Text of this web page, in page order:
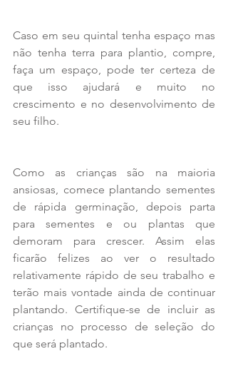
Caso em seu quintal tenha espaço mas
não tenha terra para plantio, compre,
faça um espaço, pode ter certeza de
que isso ajudará e muito no
crescimento e no desenvolvimento de
seu filho.
Como as crianças são na maioria
ansiosas, comece plantando sementes
de rápida germinação, depois parta
para sementes e ou plantas que
demoram para crescer. Assim elas
ficarão felizes ao ver o resultado
relativamente rápido de seu trabalho e
terão mais vontade ainda de continuar
plantando. Certifique-se de incluir as
crianças no processo de seleção do
que será plantado.